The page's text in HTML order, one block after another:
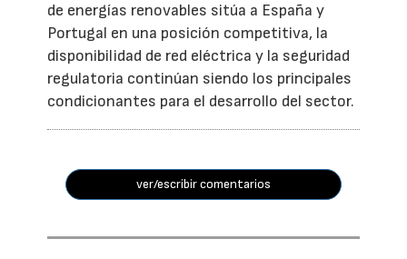
de energías renovables sitúa a España y
Portugal en una posición competitiva, la
disponibilidad de red eléctrica y la seguridad
regulatoria continúan siendo los principales
condicionantes para el desarrollo del sector.
ver/escribir comentarios